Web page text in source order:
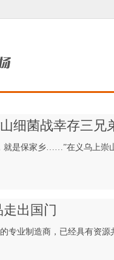
细菌战幸存三兄
就是保家乡……”在义乌上崇
出国门
专业制造商，已经具有资